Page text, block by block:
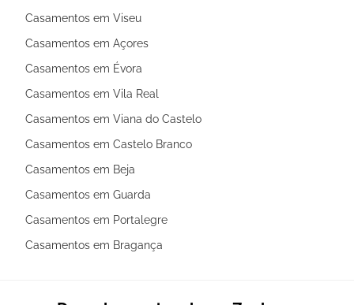
Casamentos em Viseu
Casamentos em Açores
Casamentos em Évora
Casamentos em Vila Real
Casamentos em Viana do Castelo
Casamentos em Castelo Branco
Casamentos em Beja
Casamentos em Guarda
Casamentos em Portalegre
Casamentos em Bragança